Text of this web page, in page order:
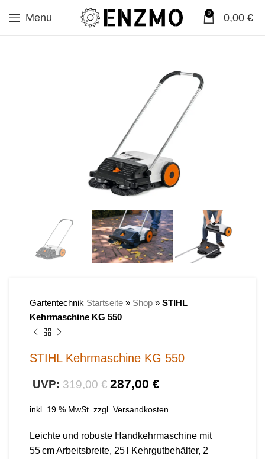
Menu 0 0,00 €
Gartentechnik Startseite » Shop » STIHL
Kehrmaschine KG 550
STIHL Kehrmaschine KG 550
319,00€287,00 €
inkl. 19 % MwSt. zzgl. Versandkosten
Leichte und robuste Handkehrmaschine mit
55 cm Arbeitsbreite, 25 l Kehrgutbehälter, 2